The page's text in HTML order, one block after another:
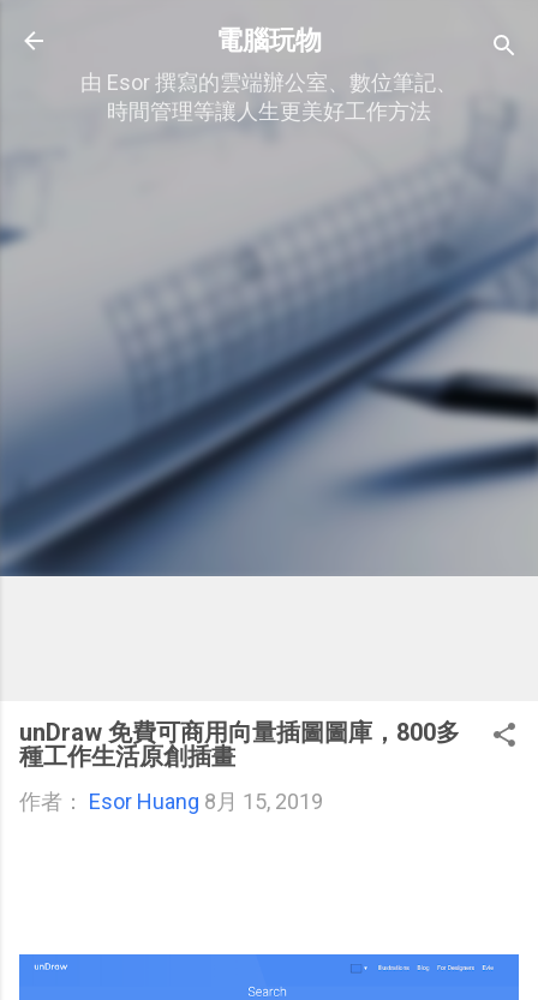
跳到主要內容
電腦玩物
由 Esor 撰寫的雲端辦公室、數位筆記、
時間管理等讓人生更美好工作方法
unDraw 免費可商用向量插圖圖庫，800多
種工作生活原創插畫
作者： Esor Huang 8月 15, 2019